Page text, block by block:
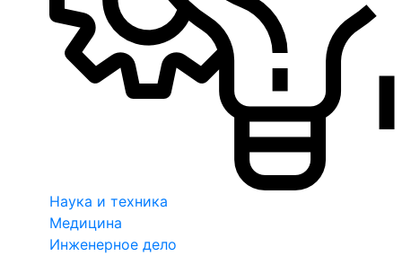
Наука и техника
Медицина
Инженерное дело